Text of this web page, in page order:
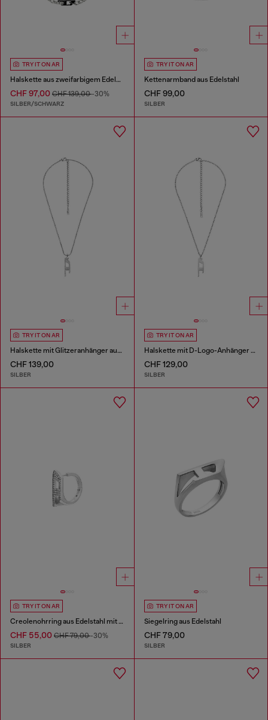
TRY IT ON AR
Halskette aus zweifarbigem Edelstahl
CHF 97,00 CHF 139,00-30%
SILBER/SCHWARZ
TRY IT ON AR
Kettenarmband aus Edelstahl
CHF 99,00
SILBER
TRY IT ON AR
Halskette mit Glitzeranhänger aus Edelstahl
CHF 139,00
SILBER
TRY IT ON AR
Halskette mit D-Logo-Anhänger aus Edelstahl
CHF 129,00
SILBER
TRY IT ON AR
Creolenohrring aus Edelstahl mit Glitzereffekt
CHF 55,00 CHF 79,00-30%
SILBER
TRY IT ON AR
Siegelring aus Edelstahl
CHF 79,00
SILBER